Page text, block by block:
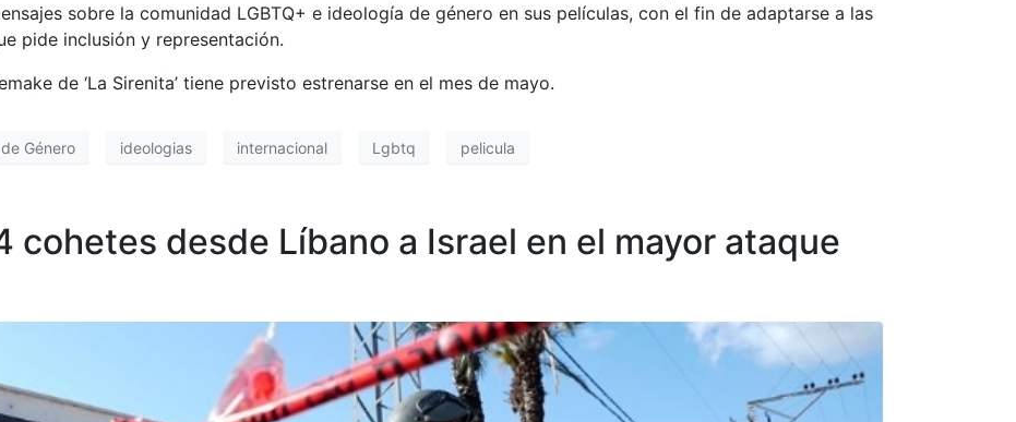
sobre la comunidad LGBTQ+ e ideología de género en sus películas, con el fin de adaptarse a las
pide inclusión y representación.
de ‘La Sirenita’ tiene previsto estrenarse en el mes de mayo.
Género ideologias internacional Lgbtq pelicula
cohetes desde Líbano a Israel en el mayor ataque